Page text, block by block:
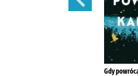
Gdy